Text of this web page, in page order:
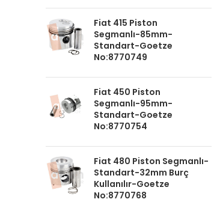
Fiat 415 Piston
Segmanlı-85mm-
Standart-Goetze
No:8770749
Fiat 450 Piston
Segmanlı-95mm-
Standart-Goetze
No:8770754
Fiat 480 Piston Segmanlı-
Standart-32mm Burç
Kullanılır-Goetze
No:8770768